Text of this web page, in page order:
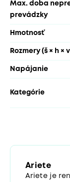
Max. doba
prevádzky
Hmotnosť
Rozmery (š × h ×
Napájanie
Kategórie
Ariete
Ariete je